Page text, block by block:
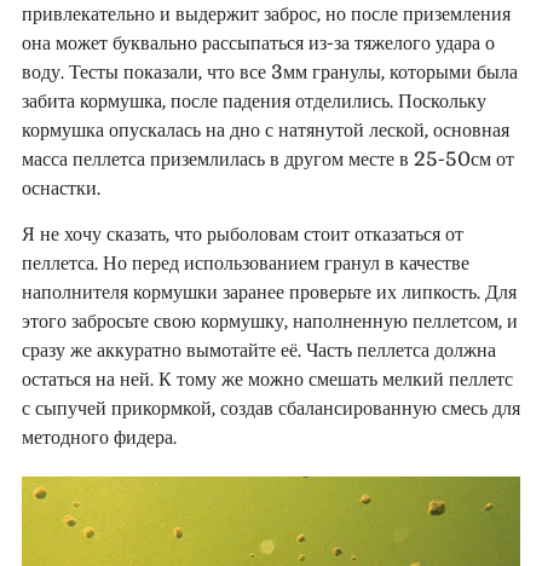
привлекательно и выдержит заброс, но после приземления
она может буквально рассыпаться из-за тяжелого удара о
воду. Тесты показали, что все 3мм гранулы, которыми была
забита кормушка, после падения отделились. Поскольку
кормушка опускалась на дно с натянутой леской, основная
масса пеллетса приземлилась в другом месте в 25-50см от
оснастки.
Я не хочу сказать, что рыболовам стоит отказаться от
пеллетса. Но перед использованием гранул в качестве
наполнителя кормушки заранее проверьте их липкость. Для
этого забросьте свою кормушку, наполненную пеллетсом, и
сразу же аккуратно вымотайте её. Часть пеллетса должна
остаться на ней. К тому же можно смешать мелкий пеллетс
с сыпучей прикормкой, создав сбалансированную смесь для
методного фидера.